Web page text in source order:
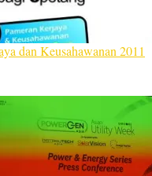
dan Keusahawanan 2011